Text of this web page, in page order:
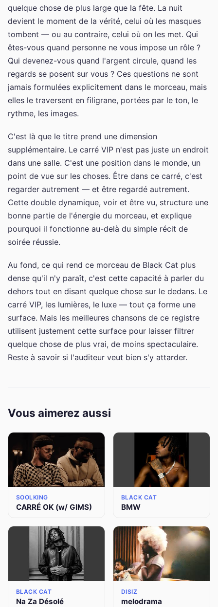
quelque chose de plus large que la fête. La nuit
devient le moment de la vérité, celui où les masques
tombent — ou au contraire, celui où on les met. Qui
êtes-vous quand personne ne vous impose un rôle ?
Qui devenez-vous quand l'argent circule, quand les
regards se posent sur vous ? Ces questions ne sont
jamais formulées explicitement dans le morceau, mais
elles le traversent en filigrane, portées par le ton, le
rythme, les images.
C'est là que le titre prend une dimension
supplémentaire. Le carré VIP n'est pas juste un endroit
dans une salle. C'est une position dans le monde, un
point de vue sur les choses. Être dans ce carré, c'est
regarder autrement — et être regardé autrement.
Cette double dynamique, voir et être vu, structure une
bonne partie de l'énergie du morceau, et explique
pourquoi il fonctionne au-delà du simple récit de
soirée réussie.
Au fond, ce qui rend ce morceau de Black Cat plus
dense qu'il n'y paraît, c'est cette capacité à parler du
dehors tout en disant quelque chose sur le dedans. Le
carré VIP, les lumières, le luxe — tout ça forme une
surface. Mais les meilleures chansons de ce registre
utilisent justement cette surface pour laisser filtrer
quelque chose de plus vrai, de moins spectaculaire.
Reste à savoir si l'auditeur veut bien s'y attarder.
Vous aimerez aussi
SOOLKING
CARRÉ OK (w/ GIMS)
BLACK CAT
BMW
BLACK CAT
Na Za Désolé
DISIZ
melodrama